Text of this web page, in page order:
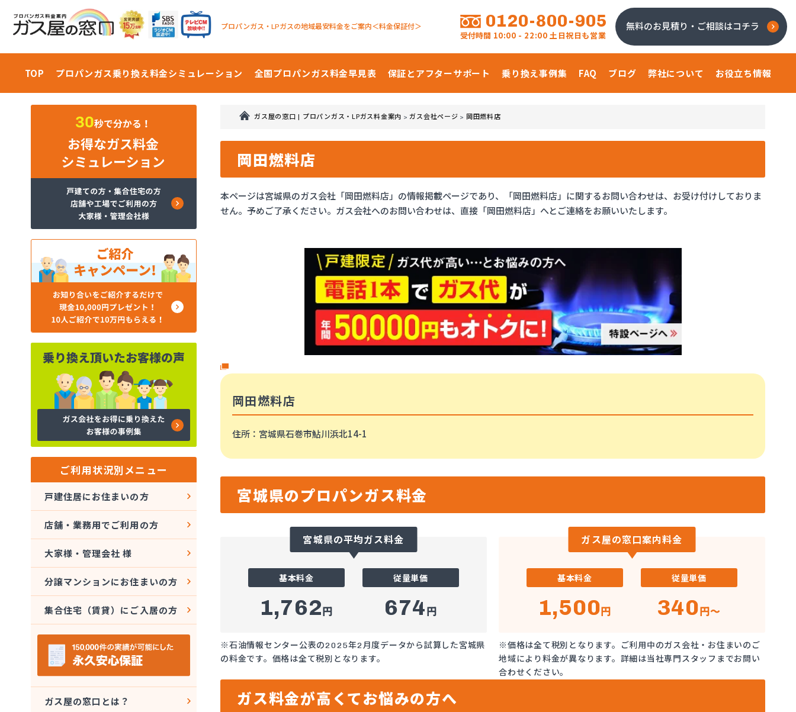
プロパンガス・LPガスの地域最安料金をご案内＜料金保証付＞ 0120-800-905
受付時間 10:00 - 22:00 土日祝日も営業
無料のお見積り・ご相談はコチラ
TOP プロパンガス乗り換え料金シミュレーション 全国プロパンガス料金早見表 保証とアフターサポート 乗り換え事例集 FAQ ブログ 弊社について お役立ち情報
ガス屋の窓口 | プロパンガス・LPガス料金案内 >ガス会社ページ > 岡田燃料店
岡田燃料店
本ページは宮城県のガス会社「岡田燃料店」の情報掲載ページであり、「岡田燃料店」に関するお問い合わせは、お受け付けしておりま
せん。予めご了承ください。ガス会社へのお問い合わせは、直接「岡田燃料店」へとご連絡をお願いいたします。
岡田燃料店
住所 ：宮城県石巻市鮎川浜北14-1
宮城県のプロパンガス料金
宮城県の平均ガス料金
基本料金
1,762円
従量単価
674円
※石油情報センター公表の2025年2月度データから試算した宮城県
の料金です。価格は全て税別となります。
ガス屋の窓口案内料金
基本料金
1,500円
従量単価
340円～
※価格は全て税別となります。ご利用中のガス会社・お住まいのご
地域により料金が異なります。詳細は当社専門スタッフまでお問い
合わせください。
ガス料金が高くてお悩みの方へ
ご利用状況別メニュー
戸建住居にお住まいの方
店舗・業務用でご利用の方
大家様・管理会社 様
分譲マンションにお住まいの方
集合住宅（賃貸）にご入居の方
ガス屋の窓口とは？